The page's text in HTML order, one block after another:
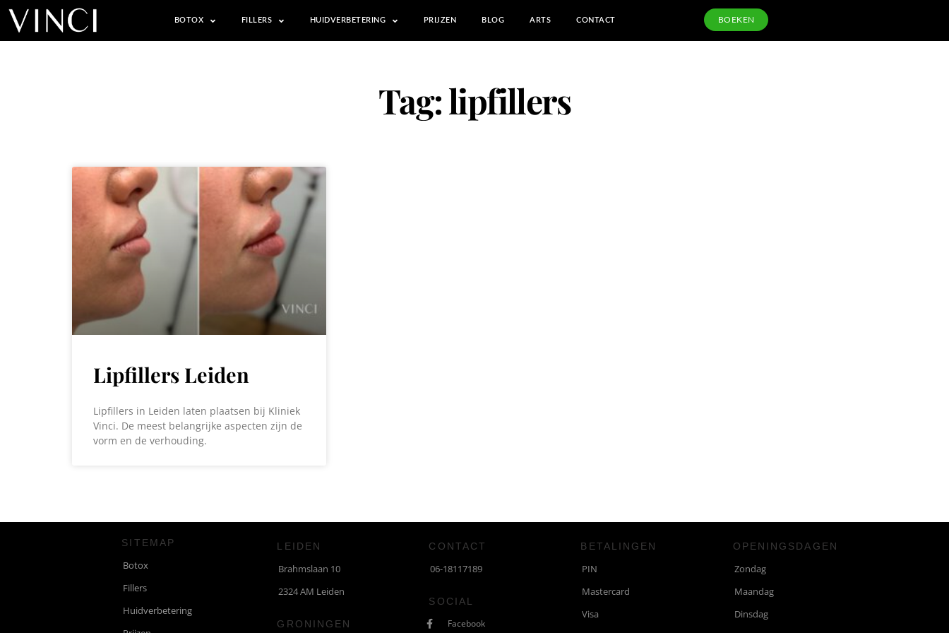
BOTOX FILLERS HUIDVERBETERING PRIJZEN BLOG ARTS CONTACT BOEKEN
Tag: lipfillers
Lipfillers Leiden
Lipfillers in Leiden laten plaatsen bij Kliniek
Vinci. De meest belangrijke aspecten zijn de
vorm en de verhouding.
SITEMAP
Botox
Fillers
Huidverbetering
LEIDEN
Brahmslaan 10
2324 AM Leiden
GRONINGEN
CONTACT
06-18117189
SOCIAL
Facebook
BETALINGEN
PIN
Mastercard
Visa
OPENINGSDAGEN
Zondag
Maandag
Dinsdag